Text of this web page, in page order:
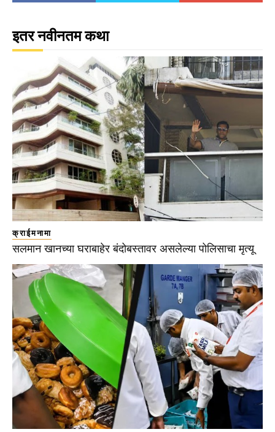
इतर नवीनतम कथा
क्राईमनामा
सलमान खानच्या घराबाहेर बंदोबस्तावर असलेल्या पोलिसाचा मृत्यू